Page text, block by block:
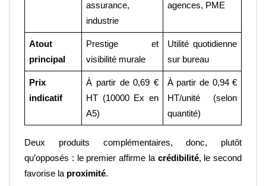
assurance,
industrie
agences, PME
Atout
principal
Prestige et
visibilité murale
Utilité quotidienne
sur bureau
Prix
indicatif
À partir de 0,69 €
HT (10000 Ex en
A5)
À partir de 0,94 €
HT/unité (selon
quantité)
Deux produits complémentaires, donc, plutôt
qu’opposés : le premier affirme la crédibilité, le second
favorise la proximité.